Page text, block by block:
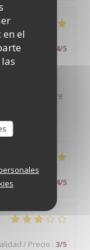
el
/ Precio 4/5
efficace par
et facture
à se
/ Precio 4/5
/ Precio : 3/5